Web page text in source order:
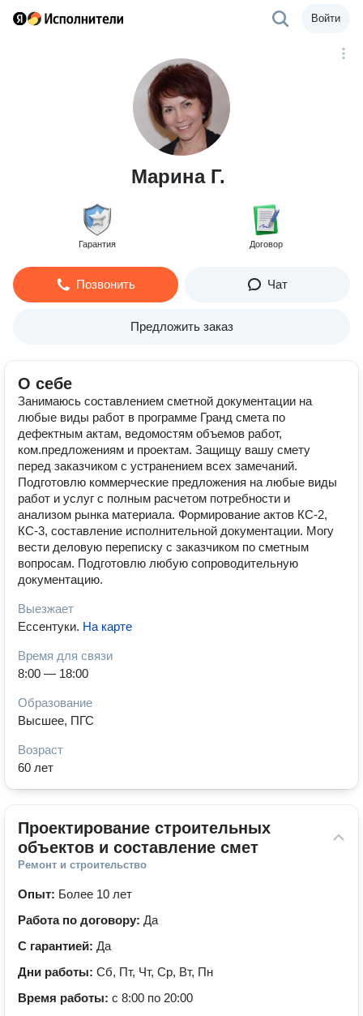
Войти
Марина Г.
Гарантия Договор
Позвонить Чат
Предложить заказ
О себе
Занимаюсь составлением сметной документации на
любые виды работ в программе Гранд смета по
дефектным актам, ведомостям объемов работ,
ком.предложениям и проектам. Защищу вашу смету
перед заказчиком с устранением всех замечаний.
Подготовлю коммерческие предложения на любые виды
работ и услуг с полным расчетом потребности и
анализом рынка материала. Формирование актов КС-2,
КС-3, составление исполнительной документации. Могу
вести деловую переписку с заказчиком по сметным
вопросам. Подготовлю любую сопроводительную
документацию.
Выезжает
Ессентуки. На карте
Время для связи
8:00 — 18:00
Образование
Высшее, ПГС
Возраст
60 лет
Проектирование строительных
объектов и составление смет
Ремонт и строительство
Опыт: Более 10 лет
Работа по договору: Да
С гарантией: Да
Дни работы: Сб, Пт, Чт, Ср, Вт, Пн
Время работы: с 8:00 по 20:00